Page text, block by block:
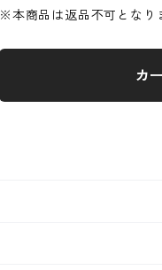
※本商品は返品不可となり
カ